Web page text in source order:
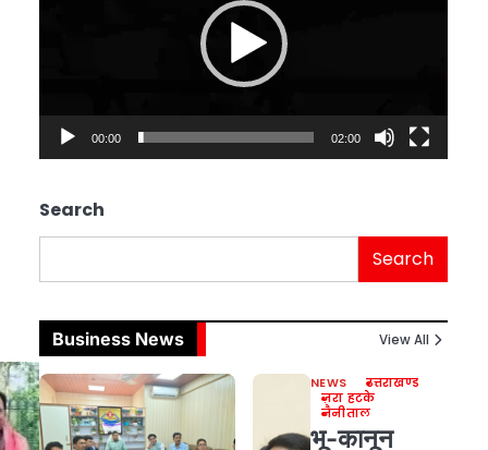
00:00 02:00
Search
Search
Business News View All
NEWS
उत्तराखण्ड
ज़रा हटके
नैनीताल
भू-कानून